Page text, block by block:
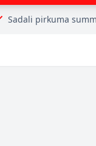
Sadali pirkuma